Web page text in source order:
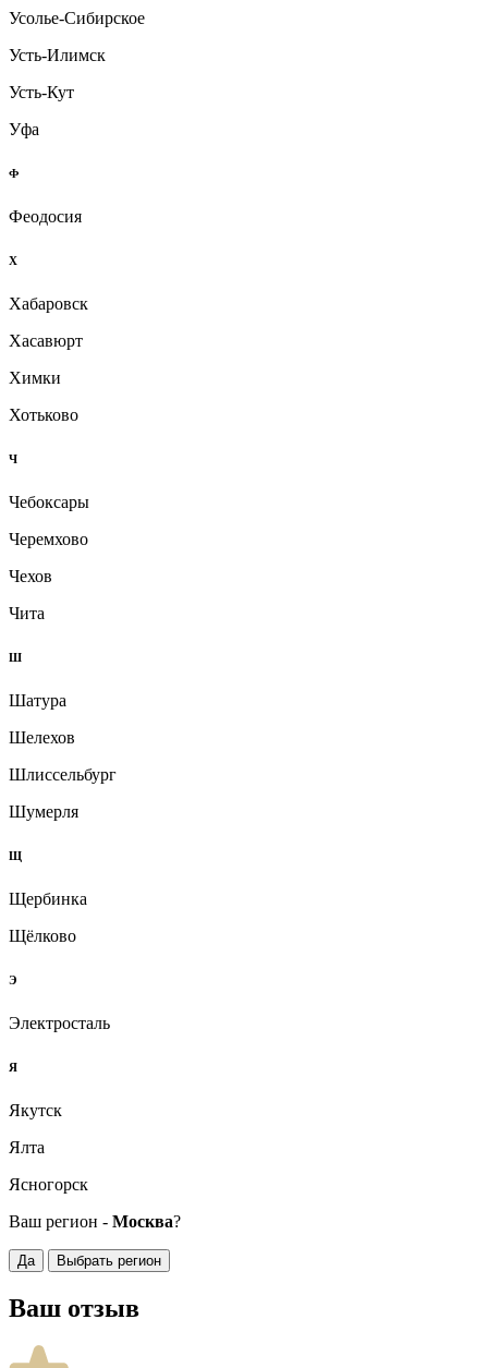
Усолье-Сибирское
Усть-Илимск
Усть-Кут
Уфа
Ф
Феодосия
Х
Хабаровск
Хасавюрт
Химки
Хотьково
Ч
Чебоксары
Черемхово
Чехов
Чита
Ш
Шатура
Шелехов
Шлиссельбург
Шумерля
Щ
Щербинка
Щёлково
Э
Электросталь
Я
Якутск
Ялта
Ясногорск
Ваш регион - Москва?
Да Выбрать регион
Ваш отзыв